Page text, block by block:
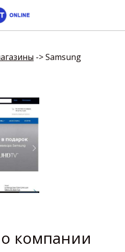
->Samsung
компании